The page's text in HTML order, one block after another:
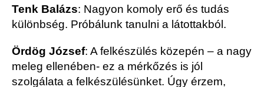
Tenk Balázs: Nagyon komoly erő és tudás
különbség. Próbálunk tanulni a látottakból.
Ördög József: A felkészülés közepén – a nagy
meleg ellenében- ez a mérkőzés is jól
szolgálata a felkészülésünket. Úgy érzem,